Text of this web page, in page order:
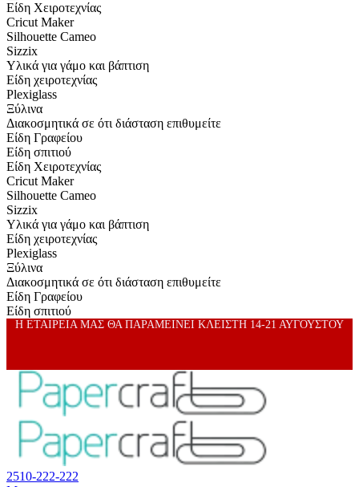
Είδη Xειροτεχνίας
Cricut Maker
Silhouette Cameo
Sizzix
Υλικά για γάμο και βάπτιση
Είδη χειροτεχνίας
Plexiglass
Ξύλινα
Διακοσμητικά σε ότι διάσταση επιθυμείτε
Είδη Γραφείου
Είδη σπιτιού
Είδη Xειροτεχνίας
Cricut Maker
Silhouette Cameo
Sizzix
Υλικά για γάμο και βάπτιση
Είδη χειροτεχνίας
Plexiglass
Ξύλινα
Διακοσμητικά σε ότι διάσταση επιθυμείτε
Είδη Γραφείου
Είδη σπιτιού
Η ΕΤΑΙΡΕΙΑ ΜΑΣ ΘΑ ΠΑΡΑΜΕΙΝΕΙ ΚΛΕΙΣΤΗ 14-21 ΑΥΓΟΥΣΤΟΥ
2510-222-222